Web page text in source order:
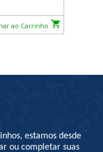
ao Carrinho
estamos desde
ou completar suas